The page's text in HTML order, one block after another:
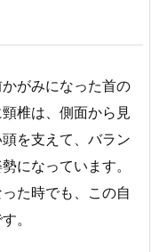
がみになった首の
椎は、側面から見
を支えて、バラン
になっています。
た時でも、この自
。